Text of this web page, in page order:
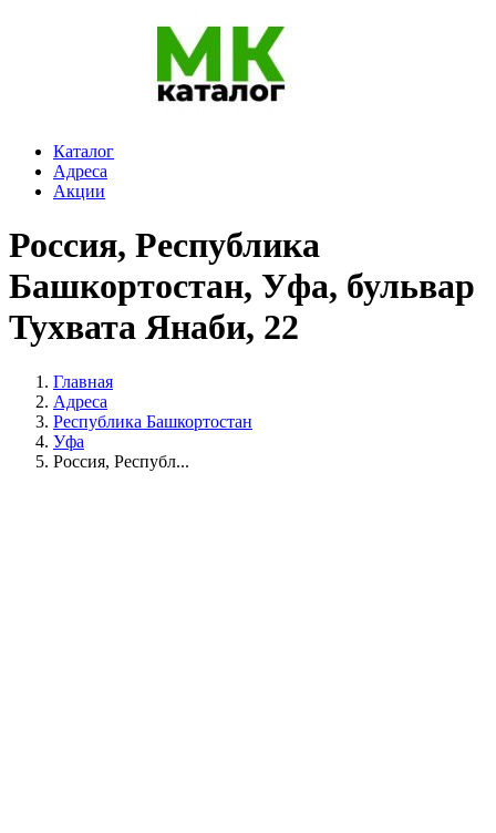
Каталог
Адреса
Акции
Россия, Республика
Башкортостан, Уфа, бульвар
Тухвата Янаби, 22
Главная
Адреса
Республика Башкортостан
Уфа
Россия, Республ...